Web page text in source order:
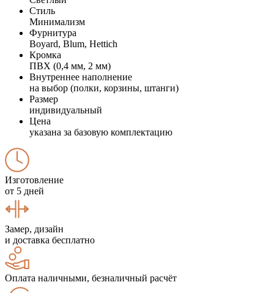
Стиль
Минимализм
Фурнитура
Boyard, Blum, Hettich
Кромка
ПВХ (0,4 мм, 2 мм)
Внутреннее наполнение
на выбор (полки, корзины, штанги)
Размер
индивидуальный
Цена
указана за базовую комплектацию
Изготовление
от 5 дней
Замер, дизайн
и доставка бесплатно
Оплата наличными, безналичный расчёт